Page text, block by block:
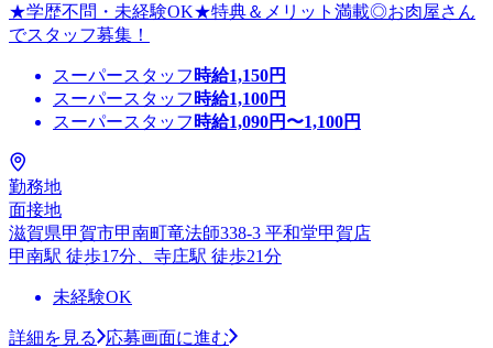
★学歴不問・未経験OK★特典＆メリット満載◎お肉屋さん
でスタッフ募集！
スーパースタッフ 時給1,150円
スーパースタッフ 時給1,100円
スーパースタッフ 時給1,090円〜1,100円
勤務地
面接地
滋賀県甲賀市甲南町竜法師338-3 平和堂甲賀店
甲南駅 徒歩17分、寺庄駅 徒歩21分
未経験OK
詳細を見る
応募画面に進む